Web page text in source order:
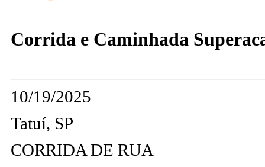
Corrida e Caminhada
10/19/2025
Tatuí, SP
CORRIDA DE RUA